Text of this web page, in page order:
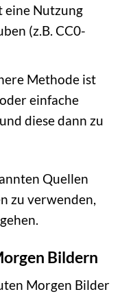
eine Nutzung
(z.B. CC0-
Methode ist
einfache
diese dann zu
Quellen
zu verwenden,
Bildern
Morgen Bilder